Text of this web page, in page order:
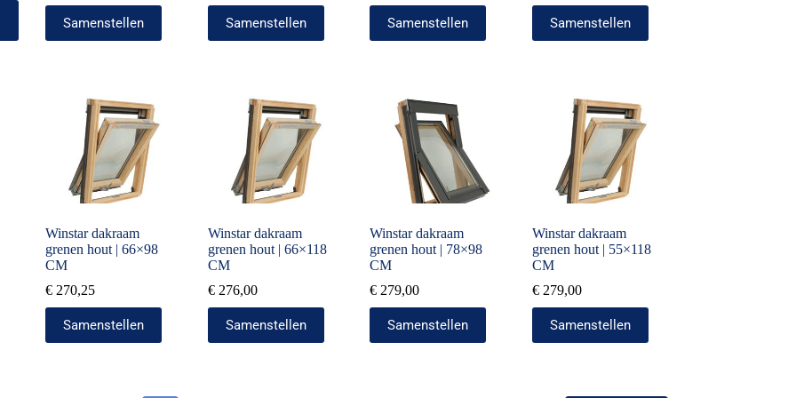
Samenstellen Samenstellen Samenstellen Samenstellen
Winstar dakraam
grenen hout | 66×98
CM
€270,25
Samenstellen
Winstar dakraam
grenen hout | 66×118
CM
€276,00
Samenstellen
Winstar dakraam
grenen hout | 78×98
CM
€ 279,00
Samenstellen
Winstar dakraam
grenen hout | 55×118
CM
€ 279,00
Samenstellen